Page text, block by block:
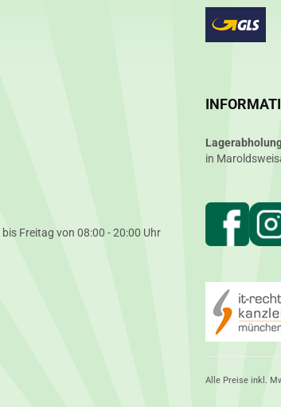
Freitag von 08:00 - 20:00 Uhr
in
Alle Preise inkl.